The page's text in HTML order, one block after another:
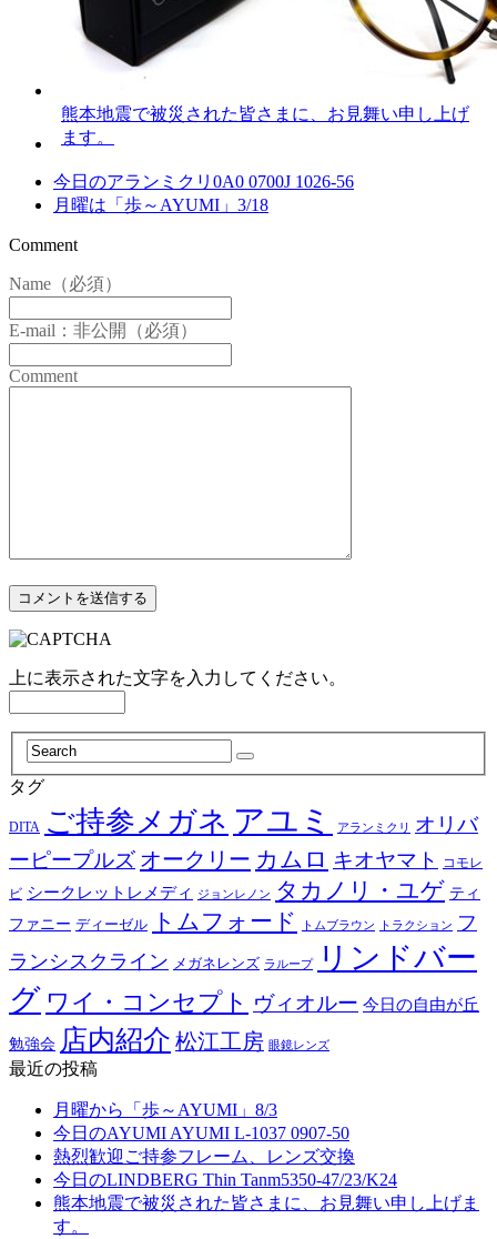
熊本地震で被災された皆さまに、お見舞い申し上げ
ます。
今日のアランミクリ0A0 0700J 1026-56
月曜は「歩～AYUMI」3/18
Comment
Name（必須）
E-mail：非公開（必須）
Comment
上に表示された文字を入力してください。
タグ
DITA ご持参メガネ アユミ アランミクリ
オリバ
ーピープルズ オークリー カムロ キオヤマト
コモレ
ビ シークレットレメディ ジョンレノン タカノリ・ユゲ ティ
ファニー ディーゼル トムフォード トムブラウン トラクション フ
ランシスクライン メガネレンズ ラループ
リンドバー
グ ワイ・コンセプト ヴィオルー 今日の自由が丘
勉強会 店内紹介 松江工房 眼鏡レンズ
最近の投稿
月曜から「歩～AYUMI」8/3
今日のAYUMI AYUMI L-1037 0907-50
熱烈歓迎ご持参フレーム、レンズ交換
今日のLINDBERG Thin Tanm5350-47/23/K24
熊本地震で被災された皆さまに、お見舞い申し上げま
す。